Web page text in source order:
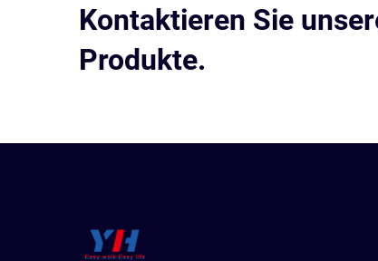
Kontaktieren Sie
Produkte.